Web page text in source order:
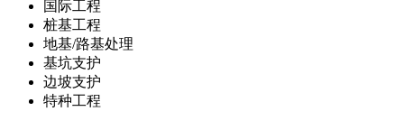
国际工程
桩基工程
地基/路基处理
基坑支护
边坡支护
特种工程